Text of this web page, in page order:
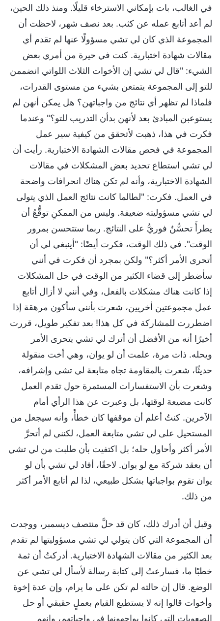
في الغالب، بات بإمكاني الاسترخاء قليلًا. ومنذ ذلك الحين،
لم أعد أتابع عمله عن كثب. بعد نصف شهر، لاحظت أن
المجموعة الذي كان لي تشي مسؤولًا عنها لم تقدم أي
مقالات شهادة اختبارية. كنت في حيرة من أمري بعض
الشيء: "قال لي تشي إن الأخوات الثلاث اللواتي انضممن
للتو إلى المجموعة يتمتعن بشيء من مستوى القدرات،
فلماذا لم تظهر أي نتائج من واجباتهن؟ هل يمكن أنهن لم
يستوعبن المبادئ بعد لأنهن بدأن التدريب للتو؟" وعندما
فكرت في هذا، ذهبت لأتحقق من كيفية سير عمل
المجموعة في فحص مقالات الشهادة الاختبارية. رأيت أن
لي تشي استطاع تحديد بعض المشكلات في مقالات
الشهادة الاختبارية، وأنه لم تكن هناك انحرافات واضحة
في العمل. فكرت: "لطالما كانت نتائج العمل الذي يتولى
لي تشي مسؤوليته ضعيفة. وليس من الممكنِ توقُّعُ أن
يطرأَ تحسُّنٌ فوريٌّ على النتائج. ربما ستتحسن بمرور
الوقت". في ذلك الوقت، فكرت أيضًا: "أينبغي لي أن
أتحرى الأمر أكثر؟" ولكن بمجرد أن فكرت في أنني
سأضطر إلى قضاء الكثير من الوقت في حل المشكلات
إذا كانت هناك مشكلات بالفعل، وفي أنني لا أزال أتابع
عمل مجموعتين أخريين، شعرت بأنني سأكون مرهقة إذا
اضطررت للمشاركة في كل هذا! بعد تفكير طويل، قررت
أخيرًا أنه من الأفضل أن أترك لي تشي يتحرى الأمر
ويحله. ذات مرة، علمت أن لو يوان، وهي أخت منقولة
حديثًا، شعرت بالمقاومة تجاه متابعة لي تشي وإشرافه،
وشعرت بأن الاستفسارات المستمرة حول تقدم العمل
كانت مضيعة لوقتها، بل وعبرت عن هذا الرأي أمام
الآخرين. كنتُ أعلم أن موقفها كان خطأً، وأنه سيجعل من
المستحيل على لي تشي متابعة العمل، لكنني لم أتحرَّ
الأمر أكثر وأحاول حله؛ بل اكتفيت بأن طلبت من لي تشي
أن يعقد شركة مع لو يوان. لاحقًا، أفاد لي تشي بأن لو
يوان تقوم بواجباتها بشكل طبيعي، لذا لم أتابع الأمر أكثر
من ذلك.
وقبل أن أدرك ذلك، كان قد حلَّ منتصف ديسمبر، ووجدت
أن المجموعة التي كان يتولي لي تشي مسؤوليتها لم تقدم
بعد الكثير من مقالات الشهادة الاختبارية. أدركتُ أن ثمة
خطبًا ما، فسارعتُ إلى كتابة رسالة لأسأل لي تشي عن
الوضع. قال إن حالته لم تكن على ما يرام، وإن عدة إخوة
وأخوات قالوا إنه لا يستطيع القيام بعملٍ حقيقي أو حل
الصعوبات التي كانوا يواجهونها في واجباتهم، وإنهم